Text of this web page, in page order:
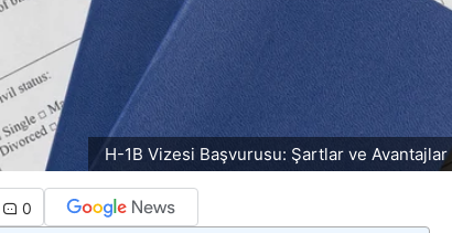
H-1B Vizesi Başvurusu: Şartlar ve Avantajlar
0